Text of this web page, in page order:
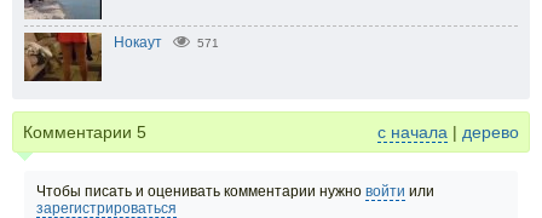
Нокаут 571
Комментарии 5 с начала | дерево
Чтобы писать и оценивать комментарии нужно войти или
зарегистрироваться